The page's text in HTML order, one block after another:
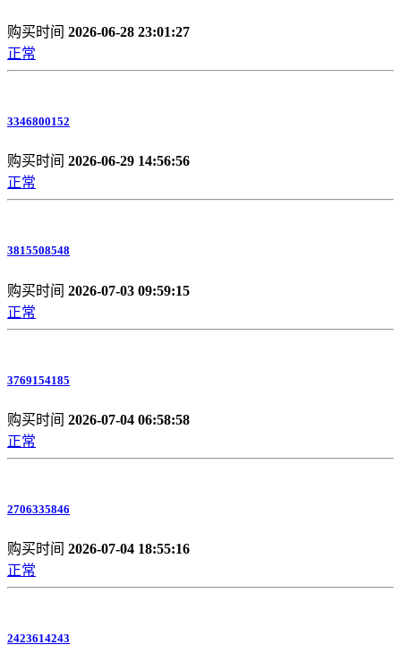
购买时间 2026-06-28 23:01:27
正常
3346800152
购买时间 2026-06-29 14:56:56
正常
3815508548
购买时间 2026-07-03 09:59:15
正常
3769154185
购买时间 2026-07-04 06:58:58
正常
2706335846
购买时间 2026-07-04 18:55:16
正常
2423614243